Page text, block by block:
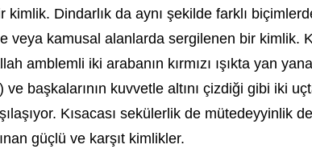
kimlik. Dindarlık da aynı şekilde farklı
veya kamusal alanlarda sergilenen bir kimlik.
amblemli iki arabanın kırmızı ışıkta yan
ve başkalarının kuvvetle altını çizdiği gibi iki
Kısacası sekülerlik de mütedeyyinlik
güçlü ve karşıt kimlikler.